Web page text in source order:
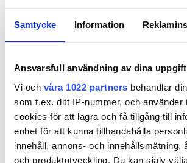
Samtycke Information
Ansvarsfull användning av dina
Vi och våra 1022 partners behandlar
som t.ex. ditt IP-nummer, och använder
cookies för att lagra och få tillgång till
enhet för att kunna tillhandahålla
innehåll, annons- och innehållsmätning,
och produktutveckling. Du kan själv
Currentum
köper stor
skånsk rörfirma
Rörläggarens
tidigare vd
Currentum köper